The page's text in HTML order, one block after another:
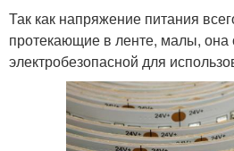
Так как напряжение питания
протекающие в ленте, малы, она
электробезопасной для